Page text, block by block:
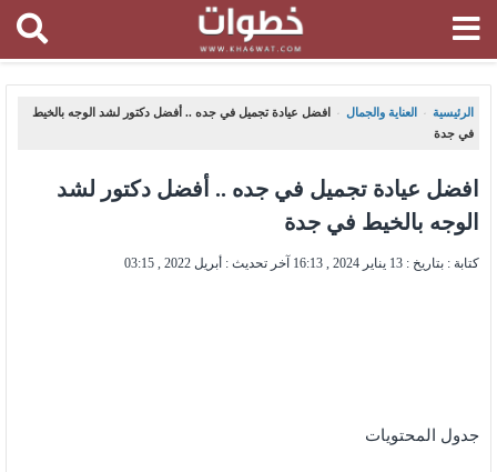
الرئيسية ، العناية والجمال ،
افضل عيادة تجميل في جده .. أفضل دكتور لشد الوجه بالخيط
في جدة
افضل عيادة تجميل في جده .. أفضل دكتور لشد
الوجه بالخيط في جدة
كتابة : بتاريخ : 13 يناير 2024 , 16:13 آخر تحديث : أبريل 2022 , 03:15
جدول المحتويات